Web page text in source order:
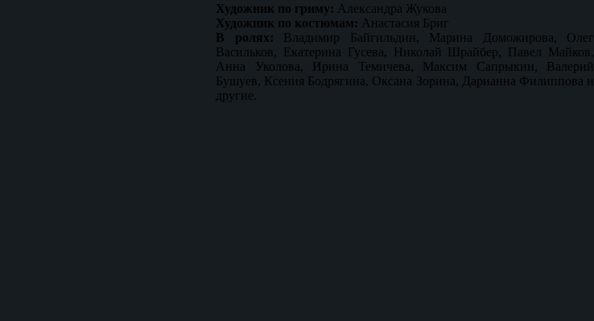
Художник по гриму: Александра Жукова
Художник по костюмам: Анастасия Бриг
В ролях: Владимир Байгильдин, Марина Доможирова, Олег
Васильков, Екатерина Гусева, Николай Шрайбер, Павел Майков,
Анна Уколова, Ирина Темичева, Максим Сапрыкин, Валерий
Бушуев, Ксения Бодрягина, Оксана Зорина, Дарианна Филиппова и
другие.